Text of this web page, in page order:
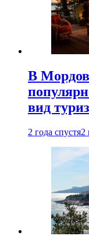
В
вид
2 года спустя2